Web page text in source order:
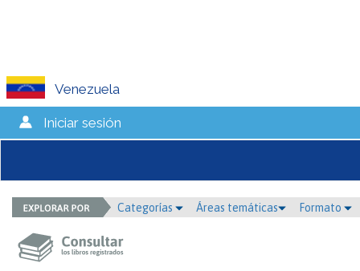
Venezuela
Iniciar sesión
Categorías Áreas temáticas Formato